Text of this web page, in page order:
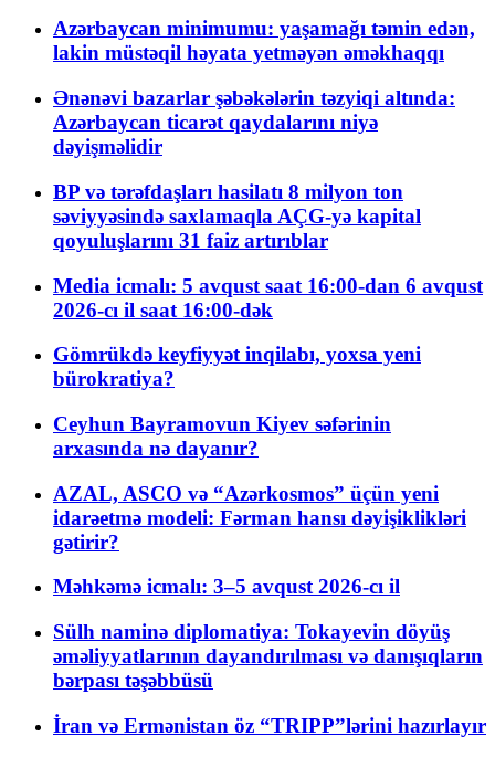
Azərbaycan minimumu: yaşamağı təmin edən,
lakin müstəqil həyata yetməyən əməkhaqqı
Ənənəvi bazarlar şəbəkələrin təzyiqi altında:
Azərbaycan ticarət qaydalarını niyə
dəyişməlidir
BP və tərəfdaşları hasilatı 8 milyon ton
səviyyəsində saxlamaqla AÇG-yə kapital
qoyuluşlarını 31 faiz artırıblar
Media icmalı: 5 avqust saat 16:00-dan 6 avqust
2026-cı il saat 16:00-dək
Gömrükdə keyfiyyət inqilabı, yoxsa yeni
bürokratiya?
Ceyhun Bayramovun Kiyev səfərinin
arxasında nə dayanır?
AZAL, ASCO və “Azərkosmos” üçün yeni
idarəetmə modeli: Fərman hansı dəyişiklikləri
gətirir?
Məhkəmə icmalı: 3–5 avqust 2026-cı il
Sülh naminə diplomatiya: Tokayevin döyüş
əməliyyatlarının dayandırılması və danışıqların
bərpası təşəbbüsü
İran və Ermənistan öz “TRIPP”lərini hazırlayır